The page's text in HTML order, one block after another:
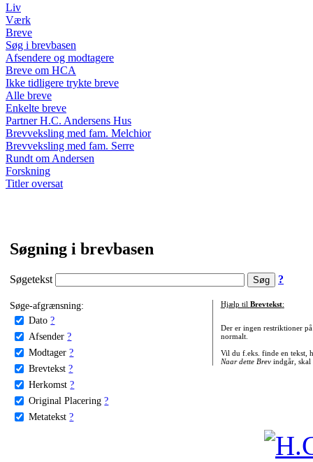
Liv
Værk
Breve
Søg i brevbasen
Afsendere og modtagere
Breve om HCA
Ikke tidligere trykte breve
Alle breve
Enkelte breve
Partner H.C. Andersens Hus
Brevveksling med fam. Melchior
Brevveksling med fam. Serre
Rundt om Andersen
Forskning
Titler oversat
Søgning i brevbasen
Søgetekst ?
Søge-afgrænsning:
Dato ?
Afsender ?
Modtager ?
Brevtekst ?
Herkomst ?
Original Placering ?
Metatekst ?
Hjælp til Brevtekst:
Der er ingen restriktioner
normalt.
Vil du f.eks. finde en tekst,
Naar dette Brevindgår, skal